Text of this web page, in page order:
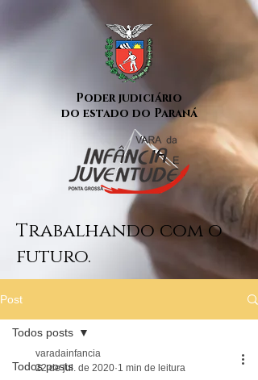
Poder judiciário
do estado do Paraná
Trabalhando com o
futuro.
Post
Todos posts
Todos posts
varadainfancia
22 de jul. de 2020 1 min de leitura